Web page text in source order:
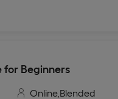
for Beginners
Online, Blended